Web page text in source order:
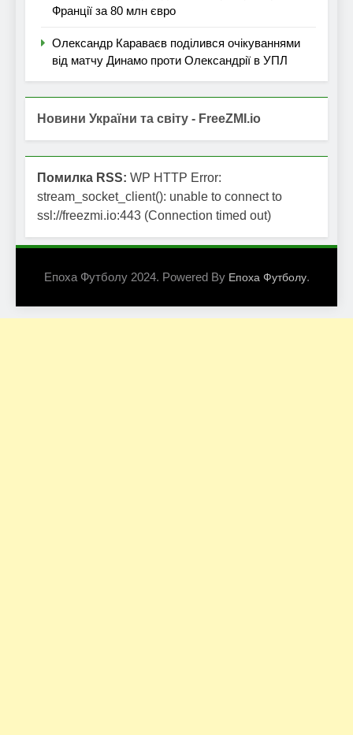
Франції за 80 млн євро
Олександр Караваєв поділився очікуваннями
від матчу Динамо проти Олександрії в УПЛ
Новини України та світу - FreeZMI.io
Помилка RSS: WP HTTP Error:
stream_socket_client(): unable to connect to
ssl://freezmi.io:443 (Connection timed out)
Епоха Футболу 2024. Powered By Епоха Футболу.